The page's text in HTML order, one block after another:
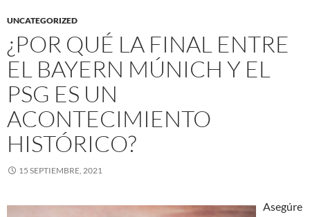
UNCATEGORIZED
¿POR QUÉ LA FINAL ENTRE
EL BAYERN MÚNICH Y EL
PSG ES UN
ACONTECIMIENTO
HISTÓRICO?
15 SEPTIEMBRE, 2021
Asegúre